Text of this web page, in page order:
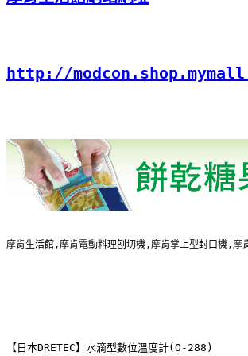
http://
摩肯生活館,摩肯電動料理刨切機,摩肯掌上型封口機,
【日本DRETEC】水滴型數位溫度計(O-288)